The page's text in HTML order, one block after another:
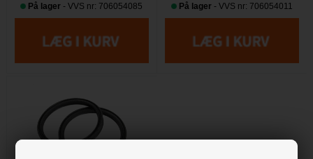
På lager - VVS nr: 706054085
På lager - VVS nr: 706054011